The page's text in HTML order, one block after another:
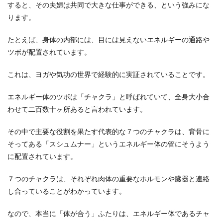
すると、その夫婦は共同で大きな仕事ができる、という強みにな
ります。
たとえば、身体の内部には、目には見えないエネルギーの通路や
ツボが配置されています。
これは、ヨガや気功の世界で経験的に実証されていることです。
エネルギー体のツボは「チャクラ」と呼ばれていて、全身大小合
わせて二百数十ヶ所あると言われています。
その中で主要な役割を果たす代表的な７つのチャクラは、背骨に
そってある「スシュムナー」というエネルギー体の管にそうよう
に配置されています。
７つのチャクラは、それぞれ肉体の重要なホルモンや臓器と連絡
し合っていることがわかっています。
なので、本当に「体が合う」ふたりは、エネルギー体であるチャ